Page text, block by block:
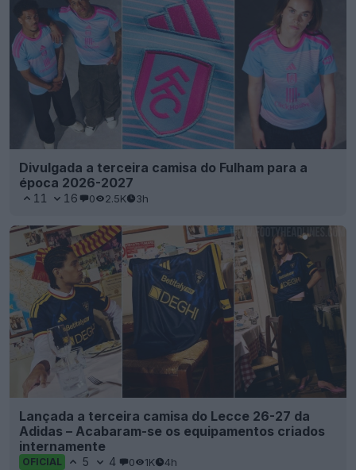
Divulgada a terceira camisa do Fulham para a
época 2026-2027
11 16 0 2.5K 3h
Lançada a terceira camisa do Lecce 26-27 da
Adidas – Acabaram-se os equipamentos criados
internamente
OFICIAL 5 4 0 1K 4h